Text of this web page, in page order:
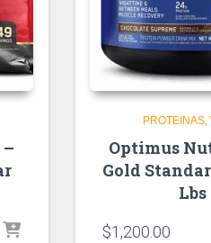
PROTEINAS
Optimus
Gold
Lbs
$1,200.00